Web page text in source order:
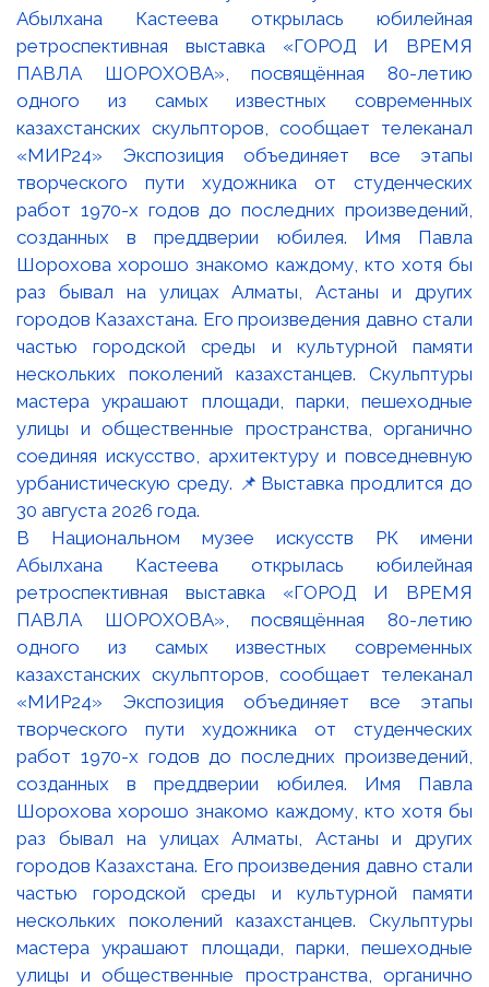
В Национальном музее искусств РК имени
Абылхана Кастеева открылась юбилейная
ретроспективная выставка «ГОРОД И ВРЕМЯ
ПАВЛА ШОРОХОВА», посвящённая 80-летию
одного из самых известных современных
казахстанских скульпторов, сообщает телеканал
«МИР24» Экспозиция объединяет все этапы
творческого пути художника от студенческих
работ 1970-х годов до последних произведений,
созданных в преддверии юбилея. Имя Павла
Шорохова хорошо знакомо каждому, кто хотя бы
раз бывал на улицах Алматы, Астаны и других
городов Казахстана. Его произведения давно стали
частью городской среды и культурной памяти
нескольких поколений казахстанцев. Скульптуры
мастера украшают площади, парки, пешеходные
улицы и общественные пространства, органично